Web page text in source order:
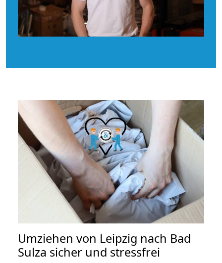
Umziehen von Leipzig nach Bad
Sulza sicher und stressfrei